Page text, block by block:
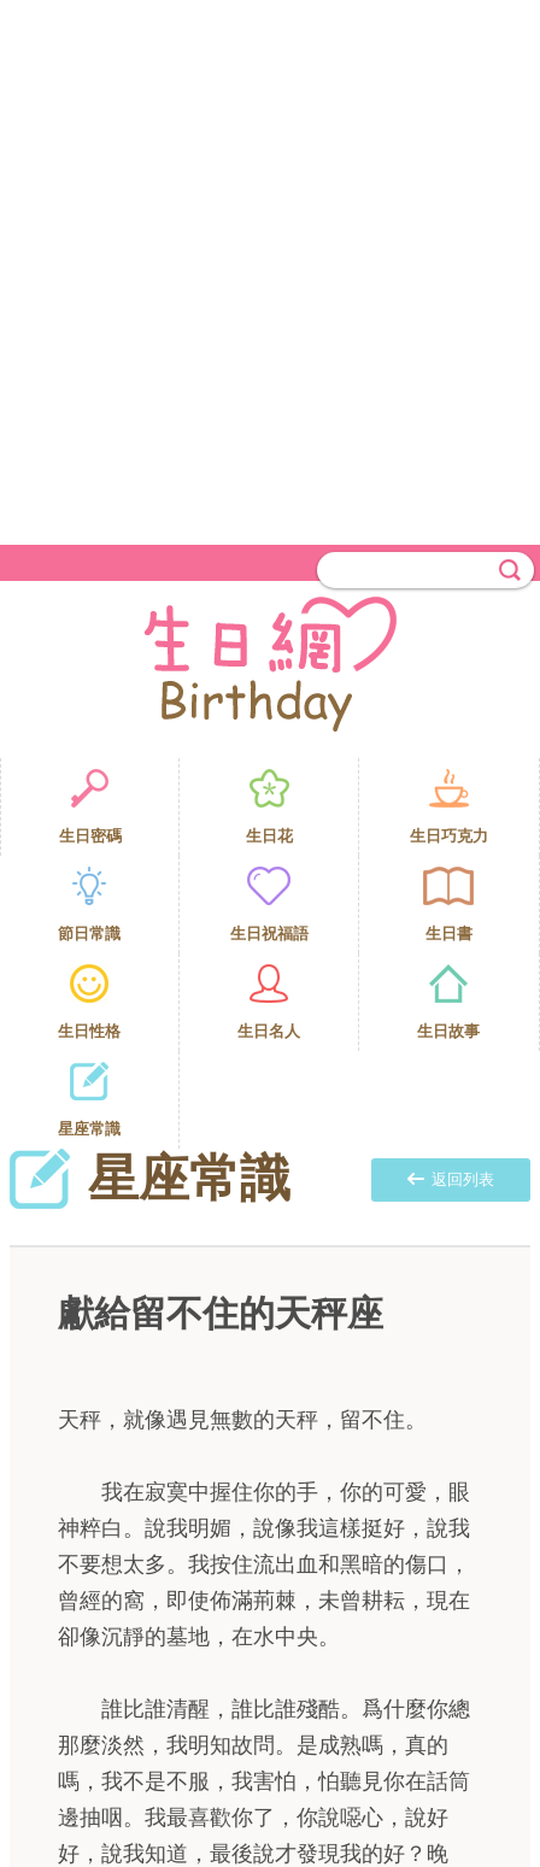
生日密碼 生日花 生日巧克力
節日常識 生日祝福語 生日書
生日性格 生日名人 生日故事
星座常識
星座常識 返回列表
獻給留不住的天秤座
天秤，就像遇見無數的天秤，留不住。
我在寂寞中握住你的手，你的可愛，眼
神粹白。說我明媚，說像我這樣挺好，說我
不要想太多。我按住流出血和黑暗的傷口，
曾經的窩，即使佈滿荊棘，未曾耕耘，現在
卻像沉靜的墓地，在水中央。
誰比誰清醒，誰比誰殘酷。爲什麼你總
那麼淡然，我明知故問。是成熟嗎，真的
嗎，我不是不服，我害怕，怕聽見你在話筒
邊抽咽。我最喜歡你了，你說噁心，說好
好，說我知道，最後說才發現我的好？晚